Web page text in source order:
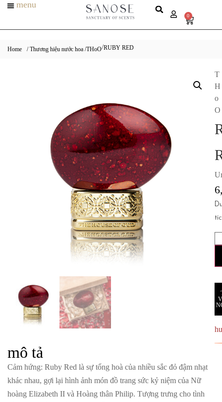
menu
0
Home / Thương hiệu nước hoa /THoO/RUBY RED
mô tả
Cảm hứng: Ruby Red là sự tổng hoà của nhiều sắc đỏ đậm nhạt
khác nhau, gợi lại hình ảnh món đồ trang sức kỷ niệm của Nữ
hoàng Elizabeth II và Hoàng thân Philip. Tượng trưng cho tình
T
H
o
O